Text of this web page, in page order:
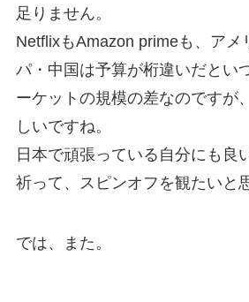
足りません。
NetflixもAmazon primeも、アメ
パ・中国は予算が桁違いだとい
ーケットの規模の差なのですが
しいですね。
日本で頑張っている自分にも良
祈って、スピンオフを観たいと
では、また。